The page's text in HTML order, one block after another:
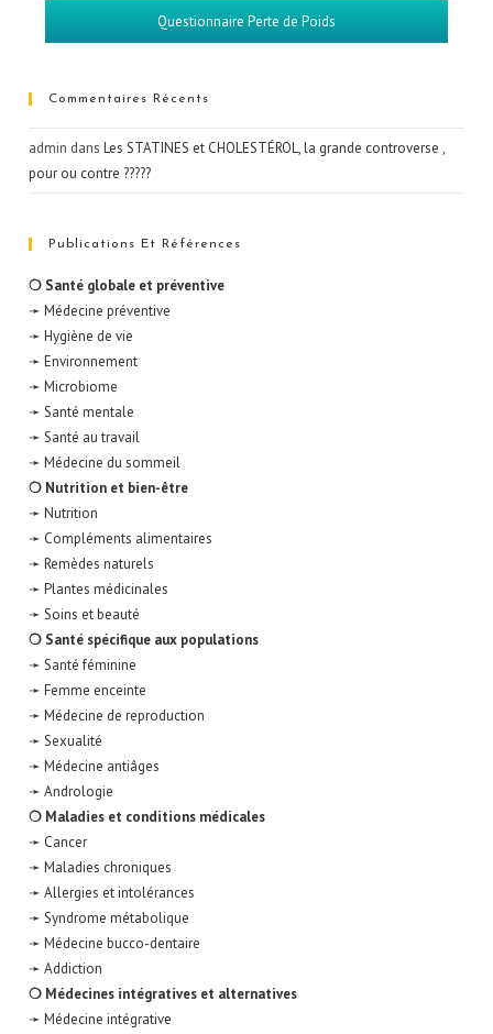
Questionnaire Perte de Poids
Commentaires Récents
admin dansLes STATINES et CHOLESTÉROL, la grande controverse ,
pour ou contre ?????
Publications Et Références
❍ Santé globale et préventive
➛ Médecine préventive
➛ Hygiène de vie
➛ Environnement
➛ Microbiome
➛ Santé mentale
➛ Santé au travail
➛ Médecine du sommeil
❍ Nutrition et bien-être
➛ Nutrition
➛ Compléments alimentaires
➛ Remèdes naturels
➛ Plantes médicinales
➛ Soins et beauté
❍ Santé spécifique aux populations
➛ Santé féminine
➛ Femme enceinte
➛ Médecine de reproduction
➛ Sexualité
➛ Médecine antiâges
➛ Andrologie
❍ Maladies et conditions médicales
➛ Cancer
➛ Maladies chroniques
➛ Allergies et intolérances
➛ Syndrome métabolique
➛ Médecine bucco-dentaire
➛ Addiction
❍ Médecines intégratives et alternatives
➛ Médecine intégrative